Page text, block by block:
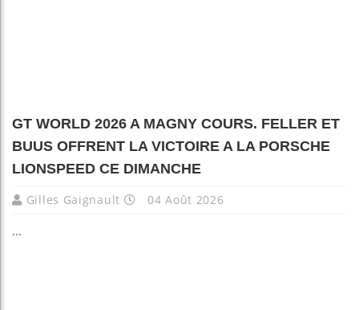
GT WORLD 2026 A MAGNY COURS. FELLER ET
BUUS OFFRENT LA VICTOIRE A LA PORSCHE
LIONSPEED CE DIMANCHE
Gilles Gaignault 04 Août 2026
...